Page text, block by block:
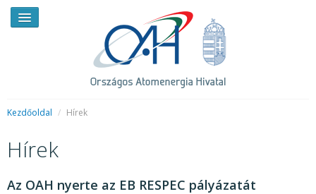
HÍREK
Kezdőoldal / Hírek
Hírek
Az OAH nyerte az EB RESPEC pályázatát